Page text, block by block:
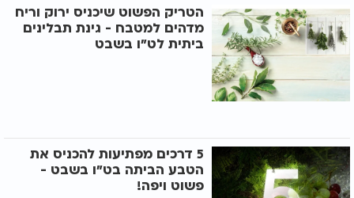
הטריק הפשוט שיכניס ירוק וריח
מדהים למטבח - גינת תבלינים
ביתית לט"ו בשבט
5 דרכים מפתיעות להכניס את
הטבע הביתה בט"ו בשבט -
פשוט ויפה!